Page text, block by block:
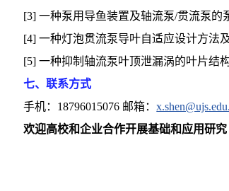
[3] 一种泵用导鱼装置及轴流泵/贯流泵的
[4] 一种灯泡贯流泵导叶自适应设计方法
[5] 一种抑制轴流泵叶顶泄漏涡的叶片结构
七、联系方式
手机：18796015076 邮箱：
欢迎高校和企业合作开展基础和应用研究